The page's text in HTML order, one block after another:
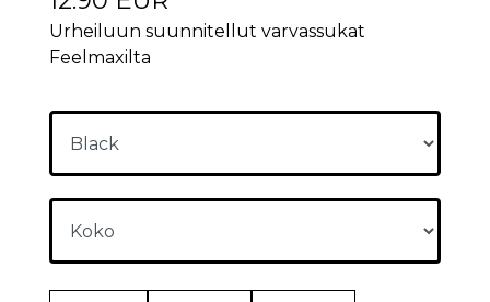
Urheiluun suunnitellut varvassukat
Feelmaxilta